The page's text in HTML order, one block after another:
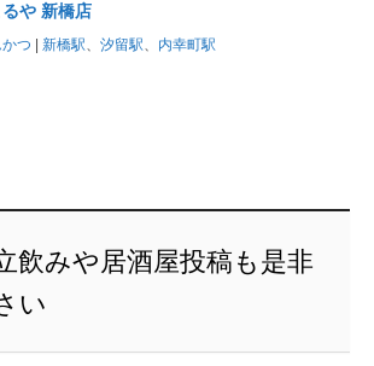
や 新橋店
かつ 新橋駅、 汐留駅、 内幸町駅
飲みや居酒屋投稿も是非
い